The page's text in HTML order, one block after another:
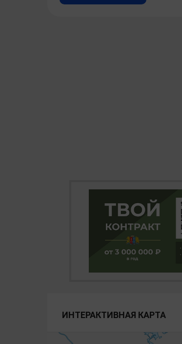
ИНТЕРАКТИВНАЯ КАРТА